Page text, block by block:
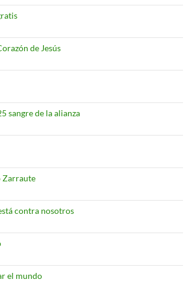
de Jesús
sangre de la alianza
Zarraute
contra nosotros
el mundo